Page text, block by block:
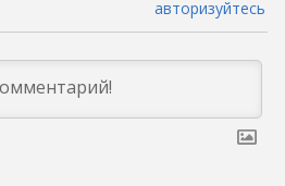
авторизуйтесь